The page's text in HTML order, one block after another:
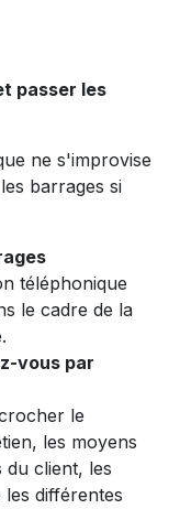
passer les
ne s'improvise
barrages si
téléphonique
le cadre de la
vous par
le
les moyens
client, les
différentes